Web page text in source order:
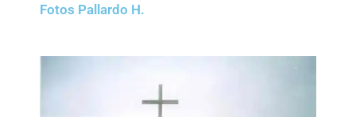
Fotos Pallardo H.